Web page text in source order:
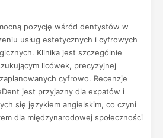
pozycję wśród dentystów w
usług estetycznych i cyfrowych
Klinika jest szczególnie
licówek, precyzyjnej
cyfrowo. Recenzje
jest przyjazny dla expatów i
się językiem angielskim, co czyni
dla międzynarodowej społeczności